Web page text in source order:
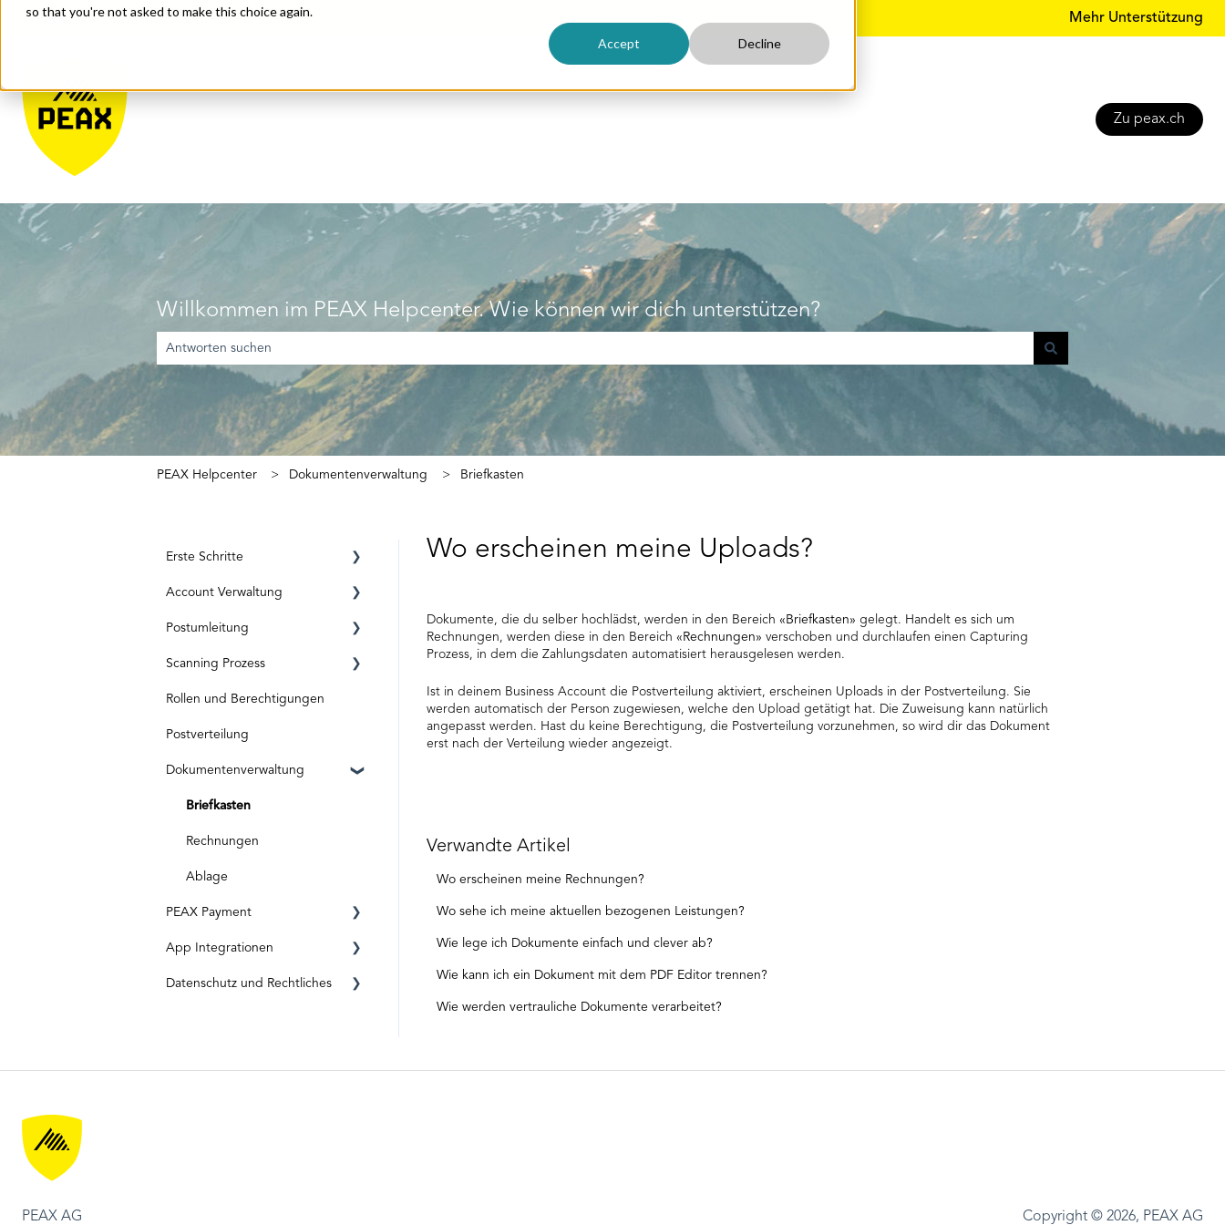
so that you're not asked to make this choice again.
Accept Decline
DeutschUntermenü für Übersetzungen anzeigen Mehr Unterstützung
Zu peax.ch
Willkommen im PEAX Helpcenter. Wie können wir dich unterstützen?
Es gibt keine Vorschläge, da das Suchfeld leer ist.
PEAX Helpcenter Dokumentenverwaltung Briefkasten
Wo erscheinen meine Uploads?
Dokumente, die du selber hochlädst, werden in den Bereich «Briefkasten» gelegt. Handelt es sich um
Rechnungen, werden diese in den Bereich «Rechnungen» verschoben und durchlaufen einen Capturing
Prozess, in dem die Zahlungsdaten automatisiert herausgelesen werden.
Ist in deinem Business Account die Postverteilung aktiviert, erscheinen Uploads in der Postverteilung. Sie
werden automatisch der Person zugewiesen, welche den Upload getätigt hat. Die Zuweisung kann natürlich
angepasst werden. Hast du keine Berechtigung, die Postverteilung vorzunehmen, so wird dir das Dokument
erst nach der Verteilung wieder angezeigt.
Verwandte Artikel
Wo erscheinen meine Rechnungen?
Wo sehe ich meine aktuellen bezogenen Leistungen?
Wie lege ich Dokumente einfach und clever ab?
Wie kann ich ein Dokument mit dem PDF Editor trennen?
Wie werden vertrauliche Dokumente verarbeitet?
Erste Schritte
Registrierung
ID Level
Aktivierungscode
Abos und Kosten
Account Verwaltung
Privat Account
Business Account
Postumleitung
Vor der Aktivierung
Nach der Aktivierung
Scanning Prozess
Posteingang & Scanning
Dokumentverarbeitung
Spezielle Sendungen
Originaldokumente
Digitale Eingänge
Rollen und Berechtigungen
Postverteilung
Dokumentenverwaltung
Briefkasten
Rechnungen
Ablage
PEAX Payment
Transaktionskonto
Bankkonto
App Integrationen
App-Integration: Accounto
Datenschutz und Rechtliches
Rechtliches
PEAX AG Copyright © 2026, PEAX AG